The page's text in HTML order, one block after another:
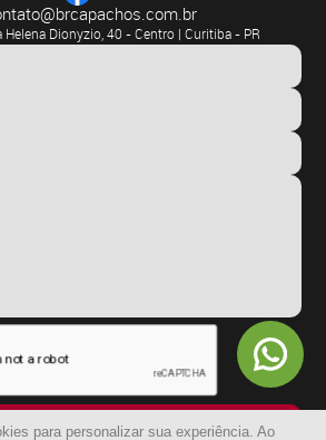
para personalizar sua experiência. Ao
Helena Dionyzio, 40 - Centro | Curitiba - PR
ENVIAR